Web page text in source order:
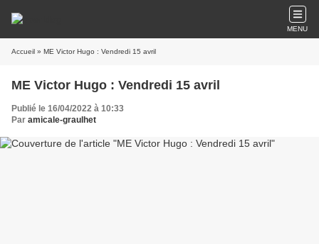
MENU
Accueil » ME Victor Hugo : Vendredi 15 avril
ME Victor Hugo : Vendredi 15 avril
Publié le 16/04/2022 à 10:33
Par amicale-graulhet